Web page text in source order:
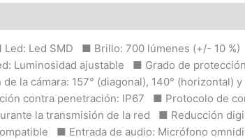
Led SMD ■ Brillo: 700 lúmenes (+/- 10
Luminosidad ajustable ■ Grado de
de la cámara: 157° (diagonal), 140°
contra penetración: IP67 ■ Protocolo de
la transmisión de la red ■ Reducción
■ Entrada de audio: Micrófono